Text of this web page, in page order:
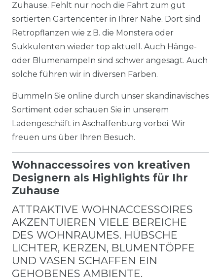
Zuhause. Fehlt nur noch die Fahrt zum gut
sortierten Gartencenter in Ihrer Nähe. Dort sind
Retropflanzen wie z.B. die Monstera oder
Sukkulenten wieder top aktuell. Auch Hänge-
oder Blumenampeln sind schwer angesagt. Auch
solche führen wir in diversen Farben.
Bummeln Sie online durch unser skandinavisches
Sortiment oder schauen Sie in unserem
Ladengeschäft in Aschaffenburg vorbei. Wir
freuen uns über Ihren Besuch.
Wohnaccessoires von kreativen
Designern als Highlights für Ihr
Zuhause
ATTRAKTIVE WOHNACCESSOIRES
AKZENTUIEREN VIELE BEREICHE
DES WOHNRAUMES. HÜBSCHE
LICHTER, KERZEN, BLUMENTÖPFE
UND VASEN SCHAFFEN EIN
GEHOBENES AMBIENTE.